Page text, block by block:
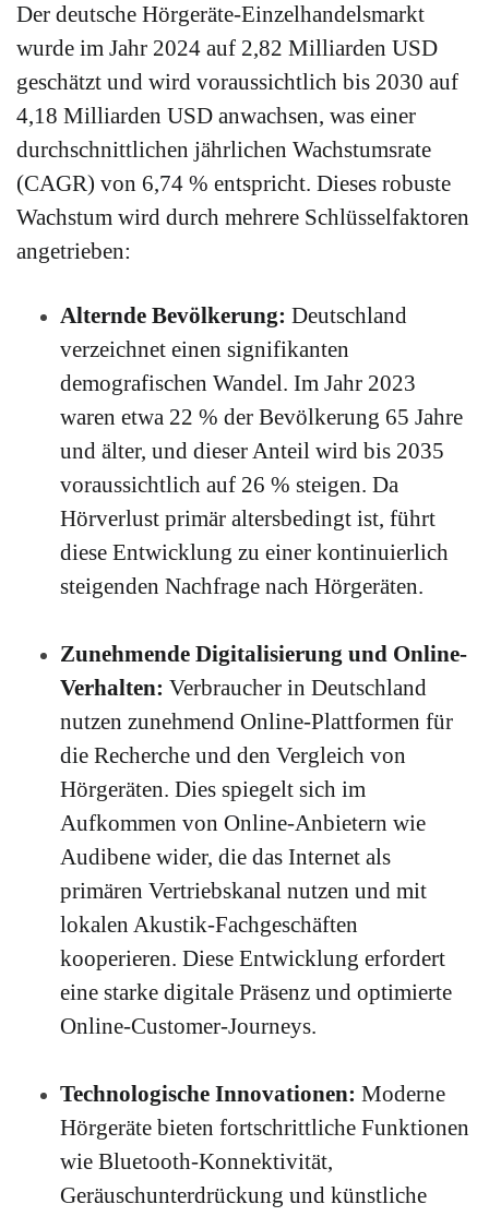
Der deutsche Hörgeräte-Einzelhandelsmarkt
wurde im Jahr 2024 auf 2,82 Milliarden USD
geschätzt und wird voraussichtlich bis 2030 auf
4,18 Milliarden USD anwachsen, was einer
durchschnittlichen jährlichen Wachstumsrate
(CAGR) von 6,74 % entspricht. Dieses robuste
Wachstum wird durch mehrere Schlüsselfaktoren
angetrieben:
Alternde Bevölkerung: Deutschland
verzeichnet einen signifikanten
demografischen Wandel. Im Jahr 2023
waren etwa 22 % der Bevölkerung 65 Jahre
und älter, und dieser Anteil wird bis 2035
voraussichtlich auf 26 % steigen. Da
Hörverlust primär altersbedingt ist, führt
diese Entwicklung zu einer kontinuierlich
steigenden Nachfrage nach Hörgeräten.
Zunehmende Digitalisierung und Online-
Verhalten: Verbraucher in Deutschland
nutzen zunehmend Online-Plattformen für
die Recherche und den Vergleich von
Hörgeräten. Dies spiegelt sich im
Aufkommen von Online-Anbietern wie
Audibene wider, die das Internet als
primären Vertriebskanal nutzen und mit
lokalen Akustik-Fachgeschäften
kooperieren. Diese Entwicklung erfordert
eine starke digitale Präsenz und optimierte
Online-Customer-Journeys.
Technologische Innovationen: Moderne
Hörgeräte bieten fortschrittliche Funktionen
wie Bluetooth-Konnektivität,
Geräuschunterdrückung und künstliche